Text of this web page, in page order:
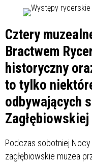
Cztery
Bractwem
historyczny
to tylko
odbywających
Podczas sobotniej
zagłębiowskie muzea